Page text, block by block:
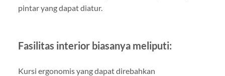
pintar yang dapat diatur.
Fasilitas interior biasanya meliputi:
Kursi ergonomis yang dapat direbahkan